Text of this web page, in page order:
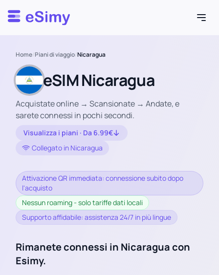
Esimy
Home/Piani di viaggio/Nicaragua
eSIM Nicaragua
Acquistate online → Scansionate → Andate, e
sarete connessi in pochi secondi.
Visualizza i piani · Da 6.99€
Collegato in Nicaragua
Attivazione QR immediata: connessione subito dopo
l'acquisto
Nessun roaming - solo tariffe dati locali
Supporto affidabile: assistenza 24/7 in più lingue
Rimanete connessi in Nicaragua con
Esimy.